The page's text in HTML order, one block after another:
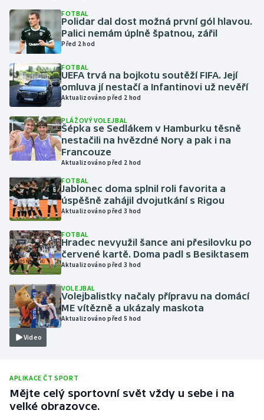
Golf
Házená
Jezdectví
Judo
Lezení
Lyže a snowboard
Moderní pětiboj
Motorsport
Olympijské hry
Parasport
Plavání
Plážový volejbal
FOTBAL
Polidar dal dost možná první gól hlavou.
Palici nemám úplně špatnou, zářil
Před 2 hod
FOTBAL
UEFA trvá na bojkotu soutěží FIFA. Její
omluva jí nestačí a Infantinovi už nevěří
Aktualizováno před 2 hod
PLÁŽOVÝ VOLEJBAL
Šépka se Sedlákem v Hamburku těsně
nestačili na hvězdné Nory a pak i na
Francouze
Aktualizováno před 2 hod
FOTBAL
Jablonec doma splnil roli favorita a
úspěšně zahájil dvojutkání s Rigou
Aktualizováno před 3 hod
FOTBAL
Hradec nevyužil šance ani přesilovku po
červené kartě. Doma padl s Besiktasem
Aktualizováno před 3 hod
Video
VOLEJBAL
Volejbalistky načaly přípravu na domácí
ME vítězně a ukázaly maskota
Aktualizováno před 5 hod
APLIKACE ČT SPORT
Mějte celý sportovní svět vždy u sebe i na
velké obrazovce.